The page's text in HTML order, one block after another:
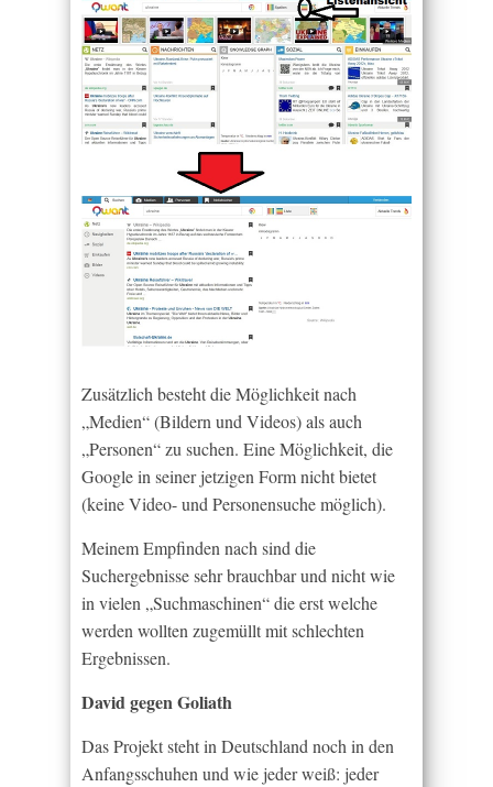
Zusätzlich besteht die Möglichkeit nach
„Medien“ (Bildern und Videos) als auch
„Personen“ zu suchen. Eine Möglichkeit, die
Google in seiner jetzigen Form nicht bietet
(keine Video- und Personensuche möglich).
Meinem Empfinden nach sind die
Suchergebnisse sehr brauchbar und nicht wie
in vielen „Suchmaschinen“ die erst welche
werden wollten zugemüllt mit schlechten
Ergebnissen.
David gegen Goliath
Das Projekt steht in Deutschland noch in den
Anfangsschuhen und wie jeder weiß: jeder